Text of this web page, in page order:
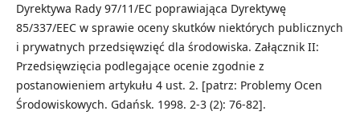
Dyrektywa Rady 97/11/EC poprawiająca Dyrektywę
85/337/EEC w sprawie oceny skutków niektórych publicznych
i prywatnych przedsięwzięć dla środowiska. Załącznik II:
Przedsięwzięcia podlegające ocenie zgodnie z
postanowieniem artykułu 4 ust. 2. [patrz: Problemy Ocen
Środowiskowych. Gdańsk. 1998. 2-3 (2): 76-82].